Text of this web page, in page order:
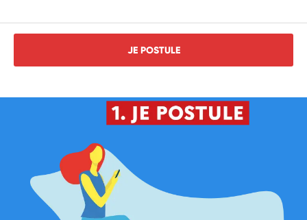
JE POSTULE